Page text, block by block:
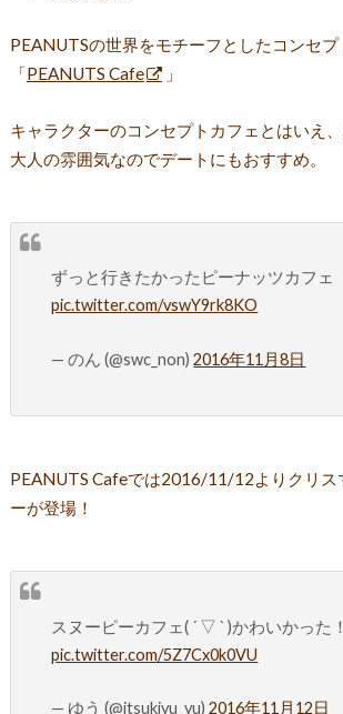
PEANUTSの世界をモチーフとしたコンセプ
「PEANUTS Cafe 」
キャラクターのコンセプトカフェとはいえ
大人の雰囲気なのでデートにもおすすめ。
ずっと行きたかったピーナッツカフェ
pic.twitter.com/vswY9rk8KO
— のん (@swc_non)2016年11月8日
PEANUTS Cafeでは2016/11/12よりクリス
ーが登場！
スヌーピーカフェ( ´ ▽ ` )かわいかった！
pic.twitter.com/5Z7Cx0k0VU
— ゆう (@itsukiyu_yu)2016年11月12日